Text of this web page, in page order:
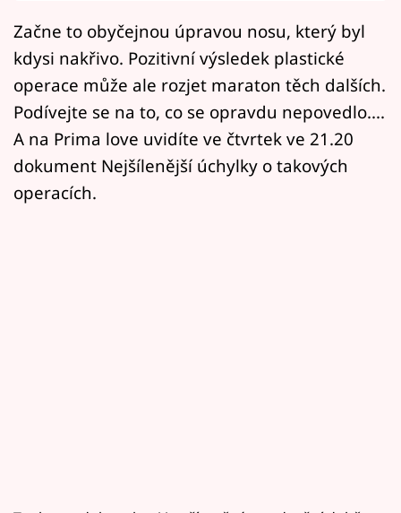
Mámy sobě
Přihlášení
Sledujte nás
Začne to obyčejnou úpravou nosu, který byl
kdysi nakřivo. Pozitivní výsledek plastické
operace může ale rozjet maraton těch dalších.
Podívejte se na to, co se opravdu nepovedlo....
A na Prima love uvidíte ve čtvrtek ve 21.20
dokument Nejšílenější úchylky o takových
operacích.